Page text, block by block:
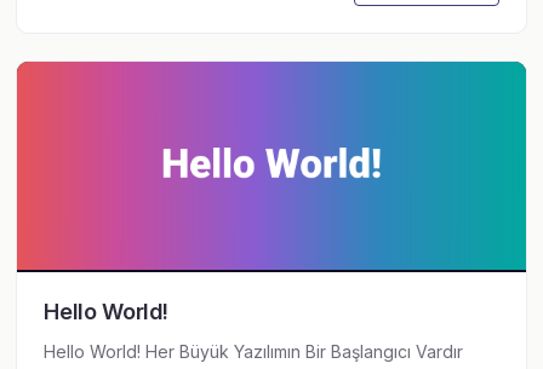
Hello World!
Hello World! Her Büyük Yazılımın Bir Başlangıcı Vardır